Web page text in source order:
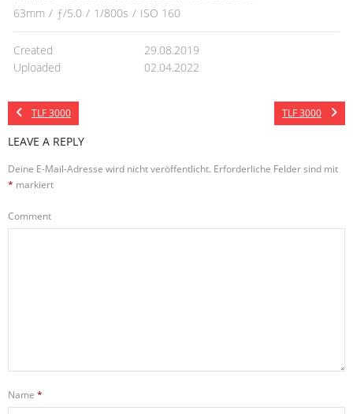
63mm / ƒ/5.0 / 1/800s / ISO 160
Created
29.08.2019
Uploaded
02.04.2022
TLF 3000 TLF 3000
LEAVE A REPLY
Deine E-Mail-Adresse wird nicht veröffentlicht. Erforderliche Felder sind mit
* markiert
Comment
Name *